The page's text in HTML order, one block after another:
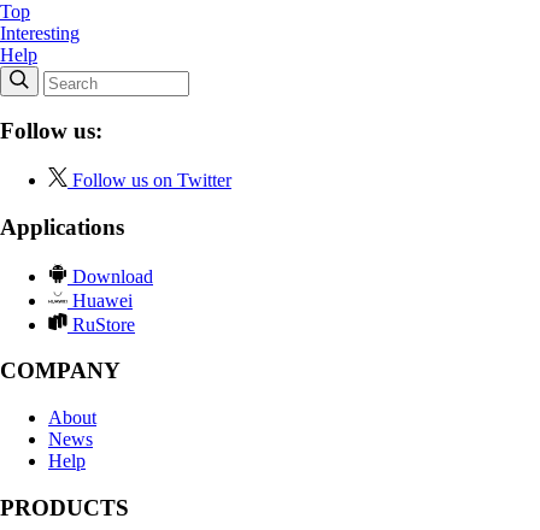
Top
Interesting
Help
Follow us:
Follow us on Twitter
Applications
Download
Huawei
RuStore
COMPANY
About
News
Help
PRODUCTS